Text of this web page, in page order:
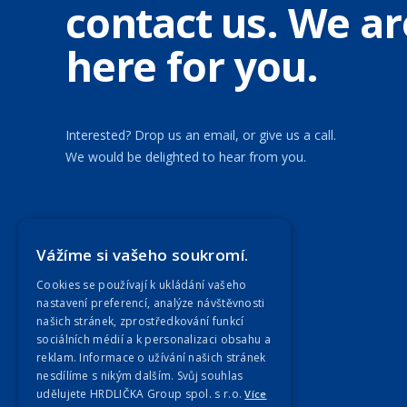
contact us. We
here for you.
Interested? Drop us an email, or give us a call.
We would be delighted to hear from you.
Our Companies
Vážíme si vašeho soukromí.
Cookies se používají k ukládání vašeho
nastavení preferencí, analýze návštěvnosti
našich stránek, zprostředkování funkcí
sociálních médií a k personalizaci obsahu a
reklam. Informace o užívání našich stránek
nesdílíme s nikým dalším. Svůj souhlas
udělujete HRDLIČKA Group spol. s r.o.Více